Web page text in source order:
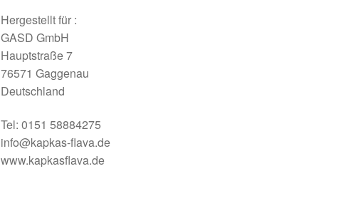
Hergestellt für :
GASD GmbH
Hauptstraße 7
76571 Gaggenau
Deutschland
Tel: 0151 58884275
info@kapkas-flava.de
www.kapkasflava.de